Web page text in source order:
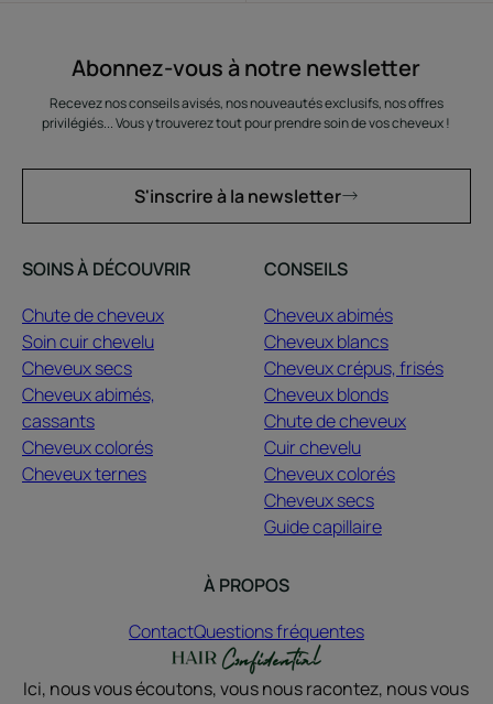
Abonnez-vous à notre newsletter
Recevez nos conseils avisés, nos nouveautés exclusifs, nos offres
privilégiés... Vous y trouverez tout pour prendre soin de vos cheveux !
S'inscrire à la newsletter
SOINS À DÉCOUVRIR
Chute de cheveux
Soin cuir chevelu
Cheveux secs
Cheveux abimés,
cassants
Cheveux colorés
Cheveux ternes
CONSEILS
Cheveux abimés
Cheveux blancs
Cheveux crépus, frisés
Cheveux blonds
Chute de cheveux
Cuir chevelu
Cheveux colorés
Cheveux secs
Guide capillaire
À PROPOS
ContactQuestions fréquentes
Ici, nous vous écoutons, vous nous racontez, nous vous